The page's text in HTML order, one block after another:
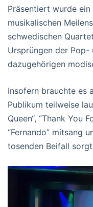
Präsentiert wurde
musikalischen
schwedischen
Ursprüngen der
dazugehörigen
Insofern brauchte es
Publikum teilweise
Queen“, “Thank You
“Fernando” mitsang
tosenden Beifall